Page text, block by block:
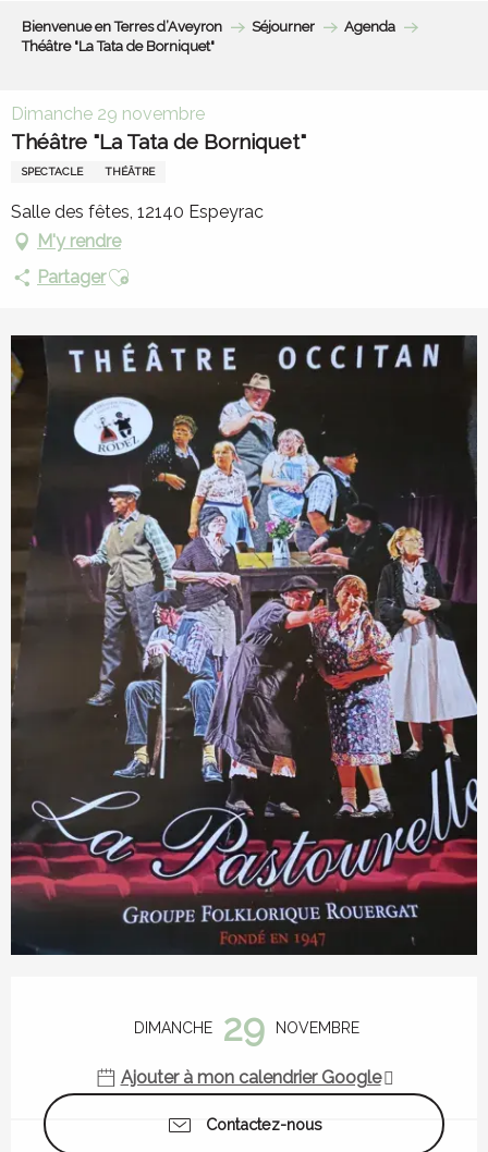
Bienvenue en Terres d’Aveyron Séjourner
Agenda
Théâtre "La Tata de Borniquet"
Dimanche 29 novembre
Théâtre "La Tata de Borniquet"
SPECTACLE THÉÂTRE
Salle des fêtes, 12140 Espeyrac
M'y rendre
PartagerAjouter aux favoris
DIMANCHE 29 NOVEMBRE
Ajouter à mon calendrier Google
Contactez-nous